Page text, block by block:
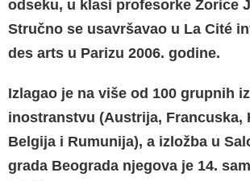
odseku, u klasi profesorke Zorice
Stručno se usavršavao u La Cité
des arts u Parizu 2006. godine.
Izlagao je na više od 100 grupnih
inostranstvu (Austrija, Francuska,
Belgija i Rumunija), a izložba u
grada Beograda njegova je 14.